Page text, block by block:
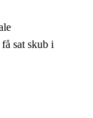
sat skub i